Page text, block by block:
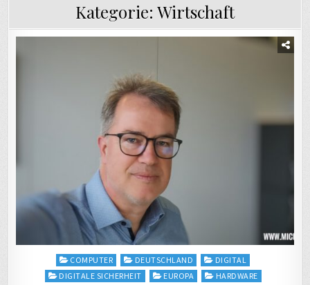
Kategorie: Wirtschaft
Posted
in
COMPUTER DEUTSCHLAND
DIGITAL
DIGITALE SICHERHEIT
EUROPA
HARDWARE